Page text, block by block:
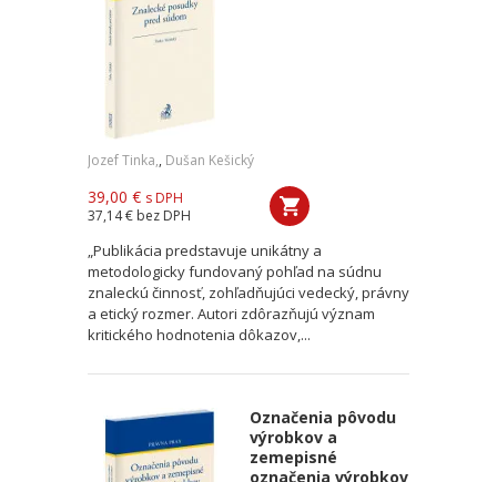
Jozef Tinka,, Dušan Kešický
39,00 € s DPH
37,14 € bez DPH
„Publikácia predstavuje unikátny a
metodologicky fundovaný pohľad na súdnu
znaleckú činnosť, zohľadňujúci vedecký, právny
a etický rozmer. Autori zdôrazňujú význam
kritického hodnotenia dôkazov,...
Označenia pôvodu
výrobkov a
zemepisné
označenia výrobkov